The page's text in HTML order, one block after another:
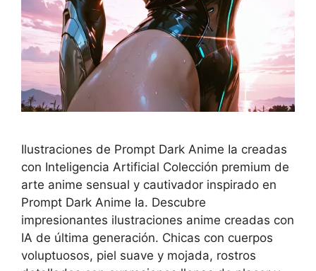
Ilustraciones de Prompt Dark Anime Ia creadas
con Inteligencia Artificial Colección premium de
arte anime sensual y cautivador inspirado en
Prompt Dark Anime Ia. Descubre
impresionantes ilustraciones anime creadas con
IA de última generación. Chicas con cuerpos
voluptuosos, piel suave y mojada, rostros